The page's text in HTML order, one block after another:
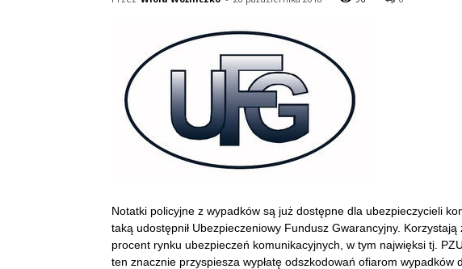
Notatki policyjne z wypadków są już dostępne dla ubezpieczycieli
taką udostępnił Ubezpieczeniowy Fundusz Gwarancyjny.
procent rynku ubezpieczeń komunikacyjnych, w tym najwięksi tj.
ten znacznie przyspiesza wypłatę odszkodowań ofiarom wypadków